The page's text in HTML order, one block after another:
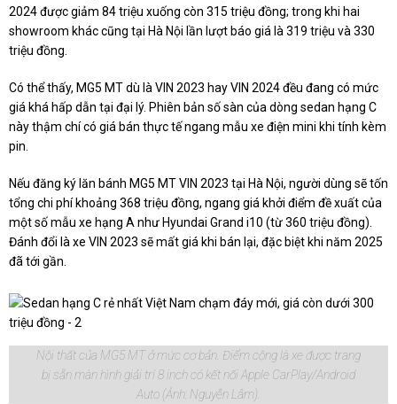
2024 được giảm 84 triệu xuống còn 315 triệu đồng; trong khi hai
showroom khác cũng tại Hà Nội lần lượt báo giá là 319 triệu và 330
triệu đồng.
Có thể thấy, MG5 MT dù là VIN 2023 hay VIN 2024 đều đang có mức
giá khá hấp dẫn tại đại lý. Phiên bản số sàn của dòng sedan hạng C
này thậm chí có giá bán thực tế ngang mẫu xe điện mini khi tính kèm
pin.
Nếu đăng ký lăn bánh MG5 MT VIN 2023 tại Hà Nội, người dùng sẽ tốn
tổng chi phí khoảng 368 triệu đồng, ngang giá khởi điểm đề xuất của
một số mẫu xe hạng A như Hyundai Grand i10 (từ 360 triệu đồng).
Đánh đổi là xe VIN 2023 sẽ mất giá khi bán lại, đặc biệt khi năm 2025
đã tới gần.
Nội thất của MG5 MT ở mức cơ bản. Điểm cộng là xe được trang
bị sẵn màn hình giải trí 8 inch có kết nối Apple CarPlay/Android
Auto (Ảnh: Nguyễn Lâm).